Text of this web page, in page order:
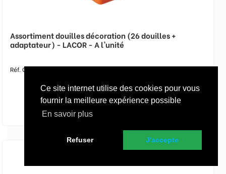
Ce site internet utilise des cookies pour vous
fournir la meilleure expérience possible
En savoir plus
Refuser J'accepte
Assortiment douilles décoration (26 douilles +
adaptateur) - LACOR - A l'unité
Réf. GC1446